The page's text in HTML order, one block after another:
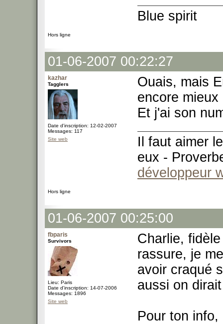
Blue spirit
Hors ligne
01-06-2007 00:22:27
kazhar
Tagglers
Date d'inscription: 12-02-2007
Messages: 117
Site web
Ouais, mais
encore mieux
Et j'ai son
Il faut aimer
eux -
développeur
Hors ligne
01-06-2007 00:25:00
fbparis
Survivors
Lieu: Paris
Date d'inscription: 14-07-2006
Messages: 1896
Site web
Charlie,
rassure, je
avoir craqué
aussi on
Pour ton